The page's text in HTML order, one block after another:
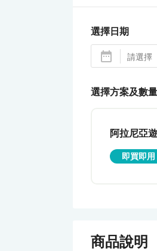
選擇日期
選擇方案及數量
阿拉尼亞
即買即用
商品說明